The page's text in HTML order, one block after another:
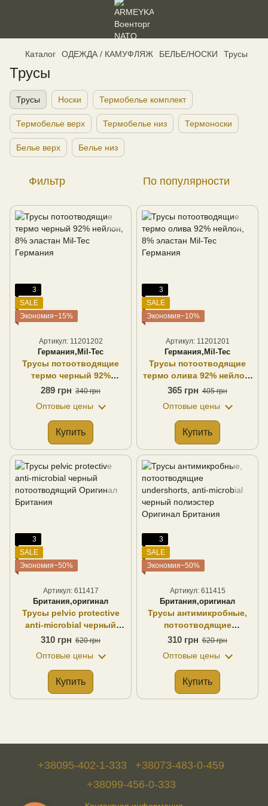
Каталог ОДЕЖДА / КАМУФЛЯЖ БЕЛЬЕ/НОСКИ Трусы
Трусы
Трусы Носки Термобелье комплект
Термобелье верх Термобелье низ Термоноски
Белье верх Белье низ
Фильтр По популярности
3
SALE
Экономия−15%
Артикул: 11201202
Германия,Mil-Tec
Трусы потоотводящие
термо черный 92%
нейлон, 8% эластан Mil-
289 грн 340 грн
Оптовые цены
Купить
3
SALE
Экономия−10%
Артикул: 11201201
Германия,Mil-Tec
Трусы потоотводящие
термо олива 92% нейлон,
8% эластан Mil-Tec
365 грн 405 грн
Оптовые цены
Купить
3
SALE
Экономия−50%
Артикул: 611417
Британия,оригинал
Трусы pelvic protective
anti-microbial черный
потоотводящий
310 грн 620 грн
Оптовые цены
Купить
3
SALE
Экономия−50%
Артикул: 611415
Британия,оригинал
Трусы антимикробные,
потоотводящие
undershorts, anti-microbial
Оригинал Британия
310 грн 620 грн
Оптовые цены
Купить
+38095-402-1-333
+38073-483-0-459
+38099-456-0-333